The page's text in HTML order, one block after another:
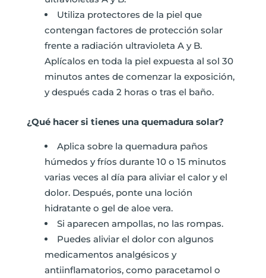
Utiliza protectores de la piel que
contengan factores de protección solar
frente a radiación ultravioleta A y B.
Aplícalos en toda la piel expuesta al sol 30
minutos antes de comenzar la exposición,
y después cada 2 horas o tras el baño.
¿Qué hacer si tienes una quemadura solar?
Aplica sobre la quemadura paños
húmedos y fríos durante 10 o 15 minutos
varias veces al día para aliviar el calor y el
dolor. Después, ponte una loción
hidratante o gel de aloe vera.
Si aparecen ampollas, no las rompas.
Puedes aliviar el dolor con algunos
medicamentos analgésicos y
antiinflamatorios, como paracetamol o